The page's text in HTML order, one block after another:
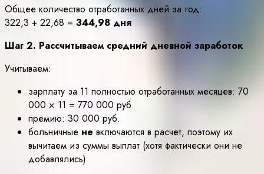
Общее количество отработанных дней за год:
322,3 + 22,68 = 344,98 дня
Шаг 2. Рассчитываем средний дневной заработок
Учитываем:
зарплату за 11 полностью отработанных месяцев: 70
000 × 11 = 770 000 руб.
премию: 30 000 руб.
больничные не включаются в расчет, поэтому их
вычитаем из суммы выплат (хотя фактически они не
добавлялись)